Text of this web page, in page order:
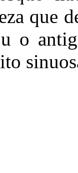
que
o